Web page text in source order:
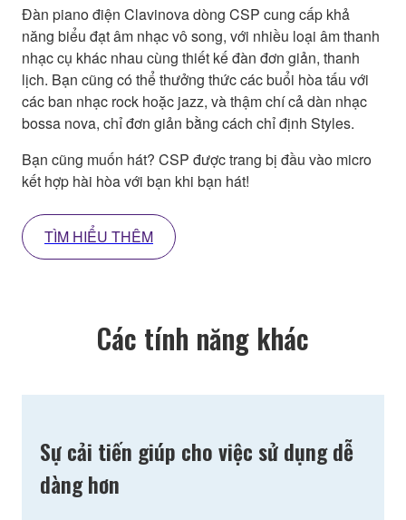
Đàn piano điện Clavinova dòng CSP cung cấp khả
năng biểu đạt âm nhạc vô song, với nhiều loại âm thanh
nhạc cụ khác nhau cùng thiết kế đàn đơn giản, thanh
lịch. Bạn cũng có thể thưởng thức các buổi hòa tấu với
các ban nhạc rock hoặc jazz, và thậm chí cả dàn nhạc
bossa nova, chỉ đơn giản bằng cách chỉ định Styles.
Bạn cũng muốn hát? CSP được trang bị đầu vào micro
kết hợp hài hòa với bạn khi bạn hát!
TÌM HIỂU THÊM
Các tính năng khác
Sự cải tiến giúp cho việc sử dụng dễ
dàng hơn